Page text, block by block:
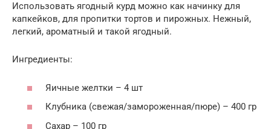
Использовать ягодный курд можно как начинку для
капкейков, для пропитки тортов и пирожных. Нежный,
легкий, ароматный и такой ягодный.
Ингредиенты:
Яичные желтки – 4 шт
Клубника (свежая/замороженная/пюре) – 400 гр
Сахар – 100 гр